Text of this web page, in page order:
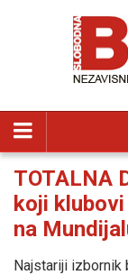
TOTALNA
koji
na
Najstariji izbornik